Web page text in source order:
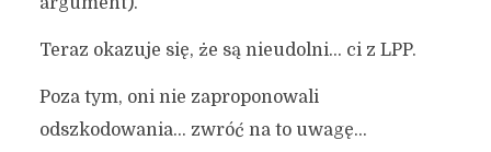
Teraz okazuje się, że są nieudolni… ci z LPP.
Poza tym, oni nie zaproponowali
odszkodowania… zwróć na to uwagę…